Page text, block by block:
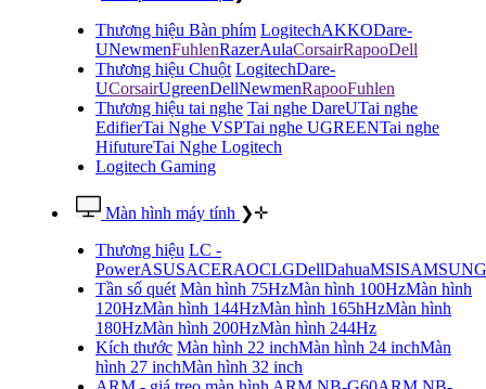
Thương hiệu Bàn phím LogitechAKKODare-
UNewmenFuhlenRazerAulaCorsairRapooDell
Thương hiệu Chuột LogitechDare-
UCorsairUgreenDellNewmenRapooFuhlen
Thương hiệu tai nghe Tai nghe DareUTai nghe
EdifierTai Nghe VSPTai nghe UGREENTai nghe
HifutureTai Nghe Logitech
Logitech Gaming
Màn hình máy tính ❯✛
Thương hiệu LC -
PowerASUSACERAOCLGDellDahuaMSISAMSUNG
Tần số quét Màn hình 75HzMàn hình 100HzMàn hình
120HzMàn hình 144HzMàn hình 165hHzMàn hình
180HzMàn hình 200HzMàn hình 244Hz
Kích thước Màn hình 22 inchMàn hình 24 inchMàn
hình 27 inchMàn hình 32 inch